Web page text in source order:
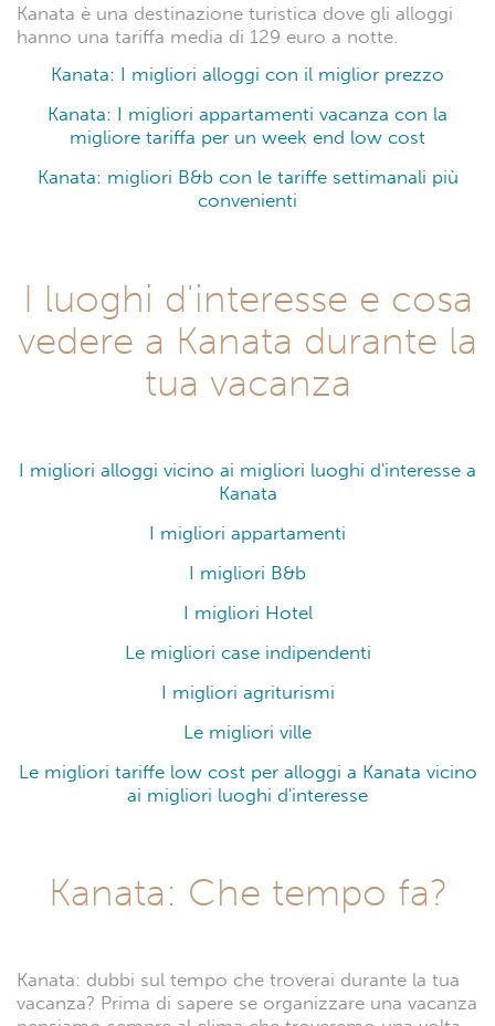
Kanata è una destinazione turistica dove gli alloggi
hanno una tariffa media di 129 euro a notte.
Kanata: I migliori alloggi con il miglior prezzo
Kanata: I migliori appartamenti vacanza con la
migliore tariffa per un week end low cost
Kanata: migliori B&b con le tariffe settimanali più
convenienti
I luoghi d'interesse e cosa
vedere a Kanata durante la
tua vacanza
I migliori alloggi vicino ai migliori luoghi d'interesse a
Kanata
I migliori appartamenti
I migliori B&b
I migliori Hotel
Le migliori case indipendenti
I migliori agriturismi
Le migliori ville
Le migliori tariffe low cost per alloggi a Kanata vicino
ai migliori luoghi d'interesse
Kanata: Che tempo fa?
Kanata: dubbi sul tempo che troverai durante la tua
vacanza? Prima di sapere se organizzare una vacanza